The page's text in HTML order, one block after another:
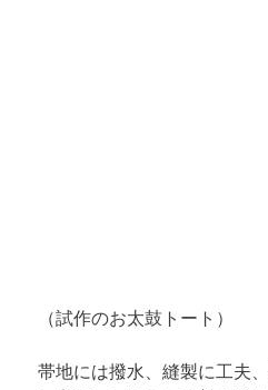
（試作のお太鼓トート）
帯地には撥水、縫製に工夫